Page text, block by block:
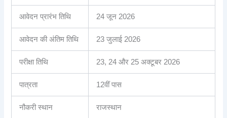
आवेदन प्रारंभ तिथि 24 जून 2026
आवेदन की अंतिम तिथि 23 जुलाई 2026
परीक्षा तिथि 23, 24 और 25 अक्टूबर 2026
पात्रता 12वीं पास
नौकरी स्थान राजस्थान